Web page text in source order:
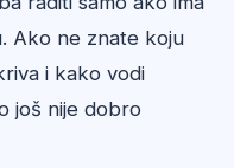
Ako ne znate koju
i kako vodi
još nije dobro